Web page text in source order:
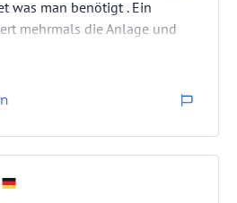
was man benötigt . Ein
mehrmals die Anlage und
. Wir sind so begeistert das wir
unseren Urlaub verbringen .